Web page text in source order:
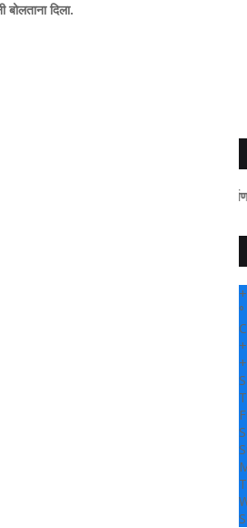
दिला.
" सांगली दर्पण न्यूज वर
+
°
C
+
+